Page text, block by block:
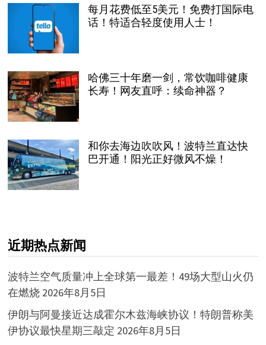
每月花费低至5美元！免费打国际电
话！特适合轻度使用人士！
哈佛三十年磨一剑，常饮咖啡健康
长寿！网友直呼：续命神器？
和你去海边吹吹风！波特兰直达快
巴开通！阳光正好微风不燥！
近期热点新闻
波特兰空气质量冲上全球第一最差！49场大型山火仍
在燃烧 2026年8月5日
伊朗与阿曼接近达成霍尔木兹海峡协议！特朗普称美
伊协议最快星期三敲定 2026年8月5日